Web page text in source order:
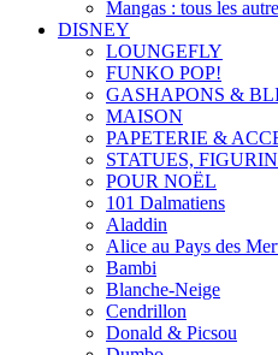
Mangas : tous les
DISNEY
LOUNGEFLY
FUNKO POP!
GASHAPONS &
MAISON
PAPETERIE &
STATUES,
POUR NOËL
101 Dalmatiens
Aladdin
Alice au Pays des
Bambi
Blanche-Neige
Cendrillon
Donald & Picsou